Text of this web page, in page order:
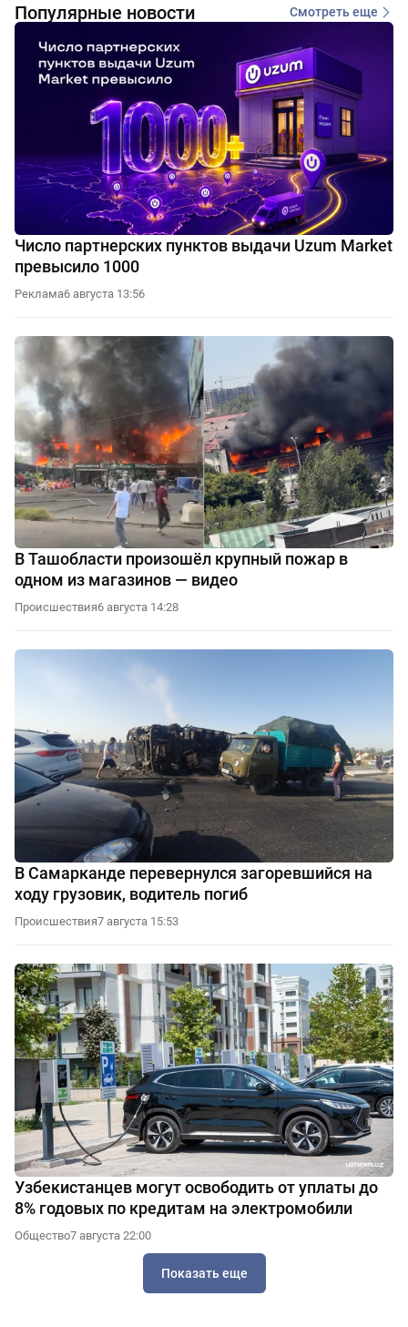
Популярные новости Смотреть еще
Число партнерских пунктов выдачи Uzum Market
превысило 1000
Реклама6 августа 13:56
В Ташобласти произошёл крупный пожар в
одном из магазинов — видео
Происшествия6 августа 14:28
В Самарканде перевернулся загоревшийся на
ходу грузовик, водитель погиб
Происшествия7 августа 15:53
Узбекистанцев могут освободить от уплаты до
8% годовых по кредитам на электромобили
Общество7 августа 22:00
Показать еще